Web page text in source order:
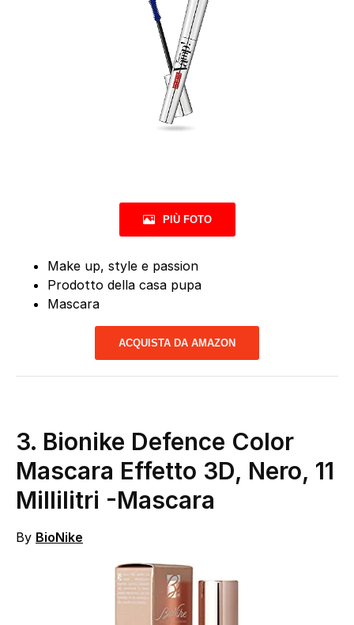
PIÙ FOTO
Make up, style e passion
Prodotto della casa pupa
Mascara
ACQUISTA DA AMAZON
3. Bionike Defence Color
Mascara Effetto 3D, Nero, 11
Millilitri -Mascara
By BioNike